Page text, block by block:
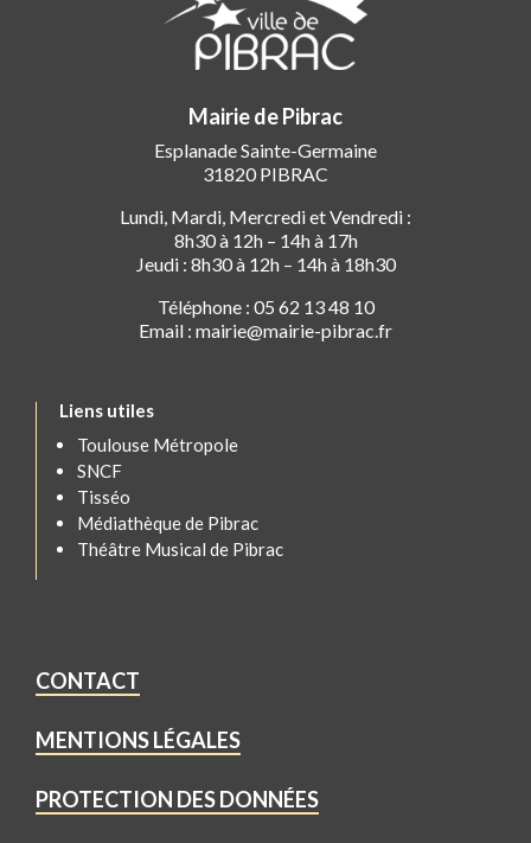
Mairie de Pibrac
Esplanade Sainte-Germaine
31820 PIBRAC
Lundi, Mardi, Mercredi et Vendredi :
8h30 à 12h – 14h à 17h
Jeudi : 8h30 à 12h – 14h à 18h30
Téléphone : 05 62 13 48 10
Email : mairie@mairie-pibrac.fr
Liens utiles
Toulouse Métropole
SNCF
Tisséo
Médiathèque de Pibrac
Théâtre Musical de Pibrac
CONTACT
MENTIONS LÉGALES
PROTECTION DES DONNÉES